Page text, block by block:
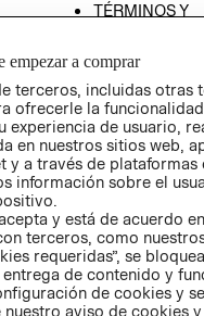
TÉRMINOS Y
AVISO DE
PRIVACIDAD
GIFT CARD
AVISO DE
COOKIES
empezar a comprar
terceros, incluidas otras
ofrecerle la
experiencia de usuario,
en nuestros sitios web,
y a través de plataformas
información sobre el
y está de acuerdo
terceros, como
requeridas”, se
de contenido y
de cookies y
aviso de cookies